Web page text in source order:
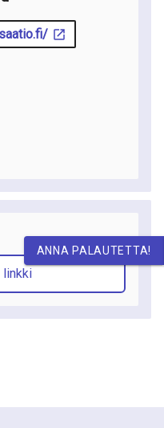
linkki
ANNA PALAUTETTA!